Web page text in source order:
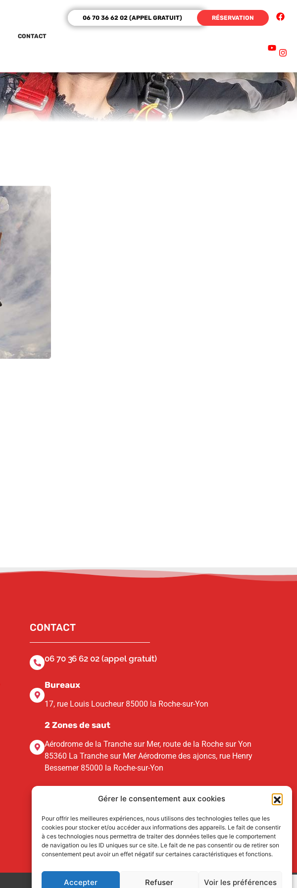
Gérer le consentement aux cookies
Pour offrir les meilleures expériences, nous utilisons des technologies telles que les
cookies pour stocker et/ou accéder aux informations des appareils. Le fait de consentir
à ces technologies nous permettra de traiter des données telles que le comportement
de navigation ou les ID uniques sur ce site. Le fait de ne pas consentir ou de retirer son
consentement peut avoir un effet négatif sur certaines caractéristiques et fonctions.
Accepter Refuser Voir les préférences
CONTACT
06 70 36 62 02 (APPEL GRATUIT) RÉSERVATION
CONTACT
06 70 36 62 02 (appel gratuit)
Bureaux
17, rue Louis Loucheur 85000 la Roche-sur-Yon
2 Zones de saut
Aérodrome de la Tranche sur Mer, route de la Roche sur Yon
85360 La Tranche sur Mer Aérodrome des ajoncs, rue Henry
Bessemer 85000 la Roche-sur-Yon